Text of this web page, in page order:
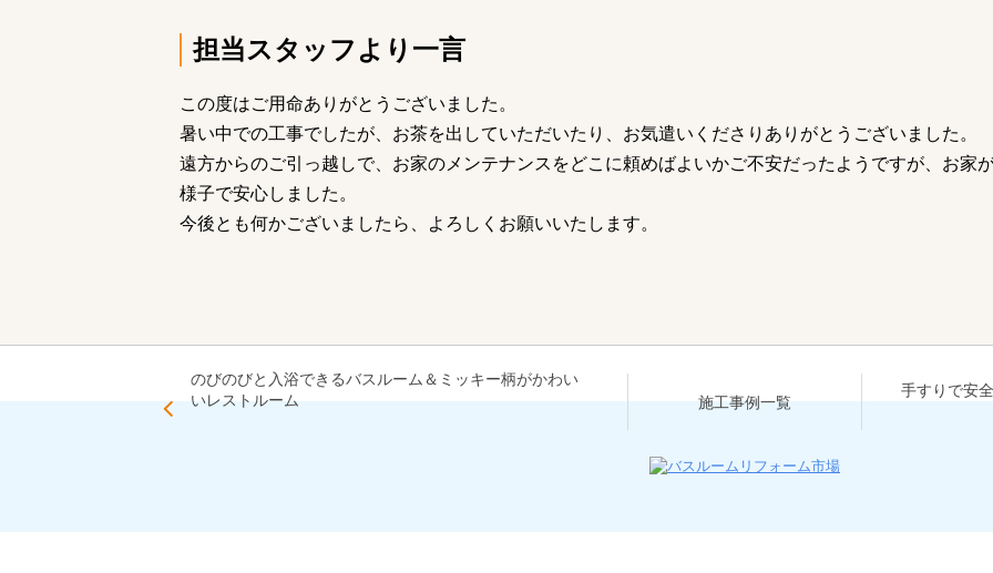
担当スタッフより一言
この度はご用命ありがとうございました。
暑い中での工事でしたが、お茶を出していただいたり、お気遣いくださりありがとうございました。
遠方からのご引っ越しで、お家のメンテナンスをどこに頼めばよいかご不安だったようですが、お家
様子で安心しました。
今後とも何かございましたら、よろしくお願いいたします。
のびのびと入浴できるバスルーム＆ミッキー柄がかわい
いレストルーム
手すりで安
施工事例一覧